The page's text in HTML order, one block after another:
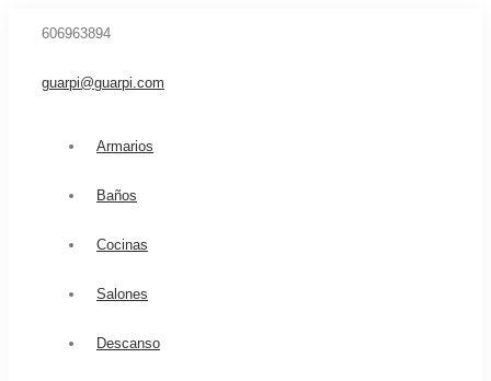
606963894
guarpi@guarpi.com
Armarios
Baños
Cocinas
Salones
Descanso